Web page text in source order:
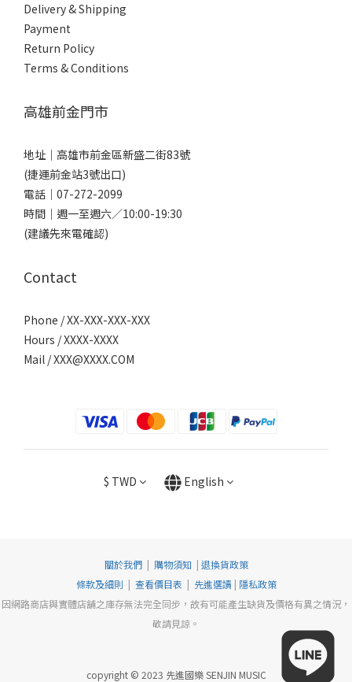
Delivery & Shipping
Payment
Return Policy
Terms & Conditions
高雄前金門市
地址｜ 高雄市前金區新盛二街83號
(捷運前金站3號出口)
電話｜ 07-272-2099
時間｜週一至週六／10:00-19:30
(建議先來電確認)
Contact
Phone / XX-XXX-XXX-XXX
Hours / XXXX-XXXX
Mail /XXX@XXXX.COM
$ TWD English
關於我們| 購物須知
退換貨政策
條款及細則
查看價目表 先進選讀
隱私政策
因網路商店與實體店舖之庫存無法完全同步，故有可能產生缺貨及價格有異之情況，
敬請見諒。
copyright © 2023 先進國樂 SENJIN MUSIC